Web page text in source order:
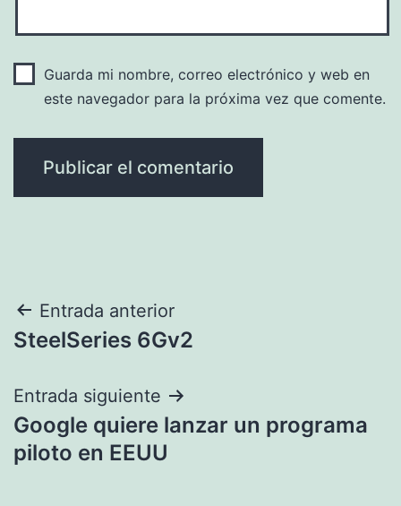
Guarda mi nombre, correo electrónico y web en
este navegador para la próxima vez que comente.
Navegación
de
entradas
Entrada anterior
SteelSeries 6Gv2
Entrada siguiente
Google quiere lanzar un programa
piloto en EEUU